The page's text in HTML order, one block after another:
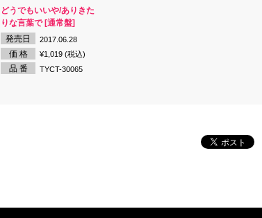
どうでもいいや/ありきた
りな言葉で [通常盤]
発売日
2017.06.28
価 格 ¥1,019 (税込)
品 番 TYCT-30065